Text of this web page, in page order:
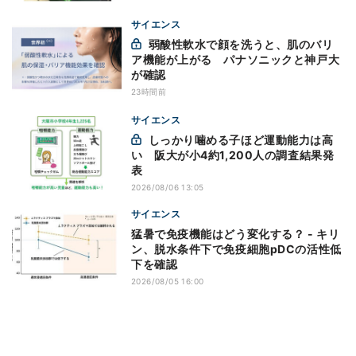
サイエンス
ア機能が上がる パナソニックと神戸大
が確認
23時間前
サイエンス
い 阪大が小4約1,200人の調査結果発
表
2026/08/06 13:05
サイエンス
猛暑で免疫機能はどう変化する？ - キリ
ン、脱水条件下で免疫細胞pDCの活性低
下を確認
2026/08/05 16:00